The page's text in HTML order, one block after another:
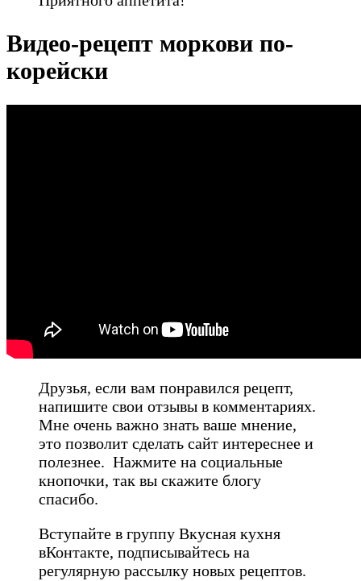
Видео-рецепт моркови по-
корейски
Друзья, если вам понравился рецепт,
напишите свои отзывы в комментариях.
Мне очень важно знать ваше мнение,
это позволит сделать сайт интереснее и
полезнее. Нажмите на социальные
кнопочки, так вы скажите блогу
спасибо.
Вступайте в группу Вкусная кухня
вКонтакте, подписывайтесь на
регулярную рассылку новых рецептов.